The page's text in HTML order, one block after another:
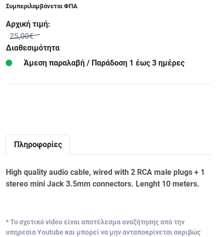
Συμπεριλαμβάνεται ΦΠΑ
Αρχική τιμή:
25,00€
Διαθεσιμότητα
Άμεση παραλαβή / Παράδoση 1 έως 3 ημέρες
Πληροφορίες
High quality audio cable, wired with 2 RCA male plugs + 1
stereo mini Jack 3.5mm connectors. Lenght 10 meters.
* Το σχετικό video είναι αποτέλεσμα αναζήτησης από την
υπηρεσία Youtube και μπορεί να μην ανταποκρίνεται ακριβώς